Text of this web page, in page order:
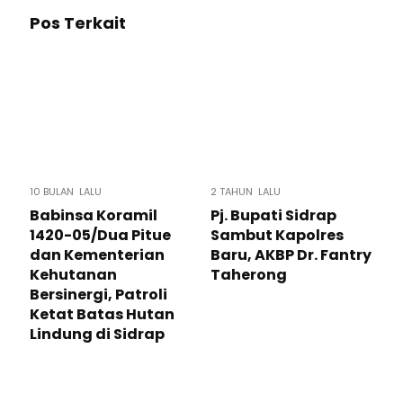
Pos Terkait
10 BULAN LALU
Babinsa Koramil
1420-05/Dua Pitue
dan Kementerian
Kehutanan
Bersinergi, Patroli
Ketat Batas Hutan
Lindung di Sidrap
2 TAHUN LALU
Pj. Bupati Sidrap
Sambut Kapolres
Baru, AKBP Dr. Fantry
Taherong